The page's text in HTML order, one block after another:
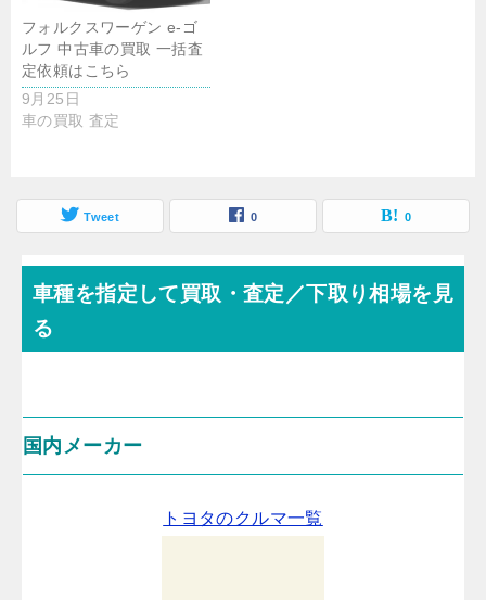
フォルクスワーゲン e-ゴ
ルフ 中古車の買取 一括査
定依頼はこちら
9月25日
車の買取 査定
Tweet 0 0
車種を指定して買取・査定／下取り相場を見
る
国内メーカー
トヨタのクルマ一覧